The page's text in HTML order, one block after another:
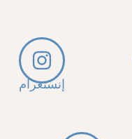
إنستغرام